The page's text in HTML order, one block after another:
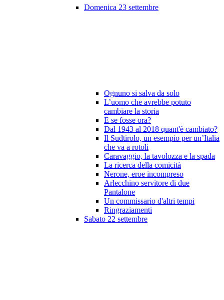
Domenica 23 settembre
Ognuno si salva da solo
L’uomo che avrebbe potuto
cambiare la storia
E se fosse ora?
Dal 1943 al 2018 quant'è cambiato?
Il Sudtirolo, un esempio per un’Italia
che va a rotoli
Caravaggio, la tavolozza e la spada
La ricerca della comicità
Nerone, eroe incompreso
Arlecchino servitore di due
Pantalone
Un commissario d'altri tempi
Ringraziamenti
Sabato 22 settembre